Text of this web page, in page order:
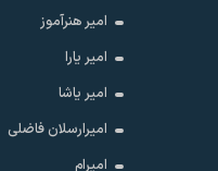
امیر هنرآموز
امیر یارا
امیر یاشا
امیرارسلان فاضلی
امیرام